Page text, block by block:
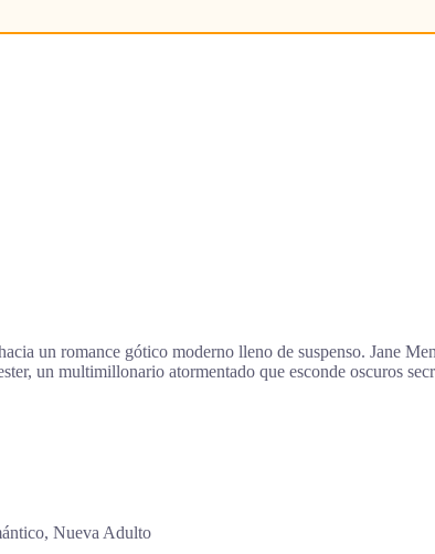
un romance gótico moderno lleno de suspenso. Jane
un multimillonario atormentado que esconde oscuros
Nueva Adulto